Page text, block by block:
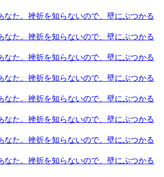
なた。挫折を知らないので、壁にぶつかる
なた。挫折を知らないので、壁にぶつかる
なた。挫折を知らないので、壁にぶつかる
なた。挫折を知らないので、壁にぶつかる
なた。挫折を知らないので、壁にぶつかる
なた。挫折を知らないので、壁にぶつかる
なた。挫折を知らないので、壁にぶつかる
なた。挫折を知らないので、壁にぶつかる